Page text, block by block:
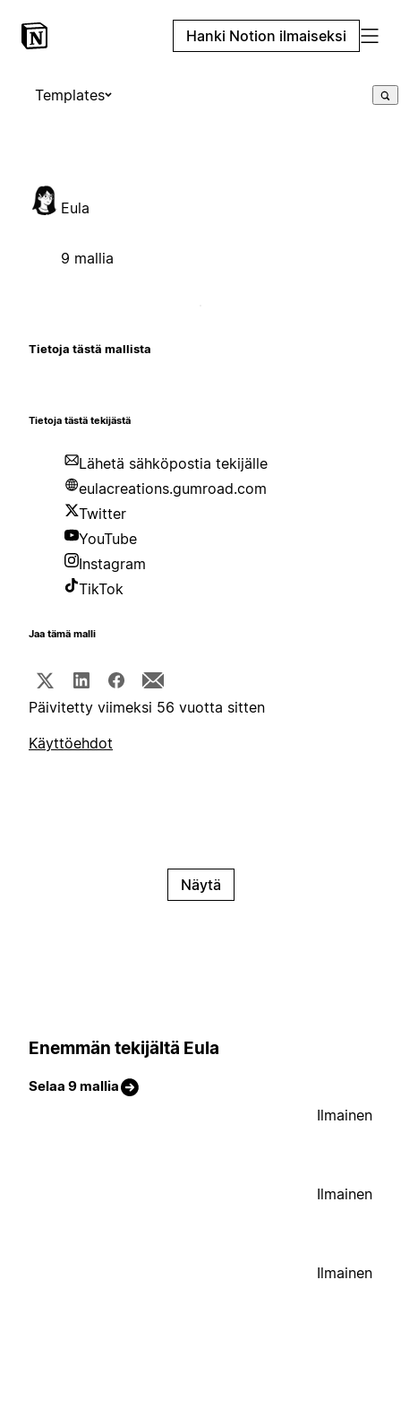
Hanki Notion ilmaiseksi
Templates
Eula
9 mallia
Tietoja tästä mallista
Tietoja tästä tekijästä
Lähetä sähköpostia tekijälle
eulacreations.gumroad.com
Twitter
YouTube
Instagram
TikTok
Jaa tämä malli
Päivitetty viimeksi 56 vuotta sitten
Käyttöehdot
Näytä
Enemmän tekijältä Eula
Selaa 9 mallia
Ilmainen
Ilmainen
Ilmainen